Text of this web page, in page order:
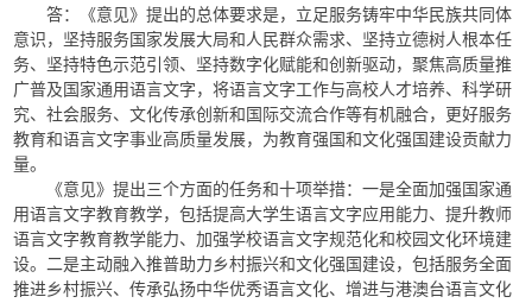
答：《意见》提出的总体要求是，立足服务铸牢中华民族共同体
意识，坚持服务国家发展大局和人民群众需求、坚持立德树人根本任
务、坚持特色示范引领、坚持数字化赋能和创新驱动，聚焦高质量推
广普及国家通用语言文字，将语言文字工作与高校人才培养、科学研
究、社会服务、文化传承创新和国际交流合作等有机融合，更好服务
教育和语言文字事业高质量发展，为教育强国和文化强国建设贡献力
量。
《意见》提出三个方面的任务和十项举措：一是全面加强国家通
用语言文字教育教学，包括提高大学生语言文字应用能力、提升教师
语言文字教育教学能力、加强学校语言文字规范化和校园文化环境建
设。二是主动融入推普助力乡村振兴和文化强国建设，包括服务全面
推进乡村振兴、传承弘扬中华优秀语言文化、增进与港澳台语言文化